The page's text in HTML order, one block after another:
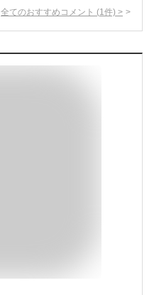
全てのおすすめコメント (1 件) >